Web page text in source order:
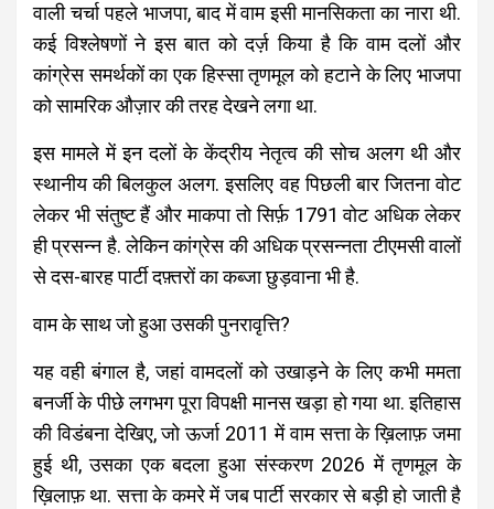
वाली चर्चा पहले भाजपा, बाद में वाम इसी मानसिकता का नारा थी.
कई विश्लेषणों ने इस बात को दर्ज़ किया है कि वाम दलों और
कांग्रेस समर्थकों का एक हिस्सा तृणमूल को हटाने के लिए भाजपा
को सामरिक औज़ार की तरह देखने लगा था.
इस मामले में इन दलों के केंद्रीय नेतृत्व की सोच अलग थी और
स्थानीय की बिलकुल अलग. इसलिए वह पिछली बार जितना वोट
लेकर भी संतुष्ट हैं और माकपा तो सिर्फ़ 1791 वोट अधिक लेकर
ही प्रसन्न है. लेकिन कांग्रेस की अधिक प्रसन्नता टीएमसी वालों
से दस-बारह पार्टी दफ़्तरों का कब्जा छुड़वाना भी है.
वाम के साथ जो हुआ उसकी पुनरावृत्ति?
यह वही बंगाल है, जहां वामदलों को उखाड़ने के लिए कभी ममता
बनर्जी के पीछे लगभग पूरा विपक्षी मानस खड़ा हो गया था. इतिहास
की विडंबना देखिए, जो ऊर्जा 2011 में वाम सत्ता के ख़िलाफ़ जमा
हुई थी, उसका एक बदला हुआ संस्करण 2026 में तृणमूल के
ख़िलाफ़ था. सत्ता के कमरे में जब पार्टी सरकार से बड़ी हो जाती है